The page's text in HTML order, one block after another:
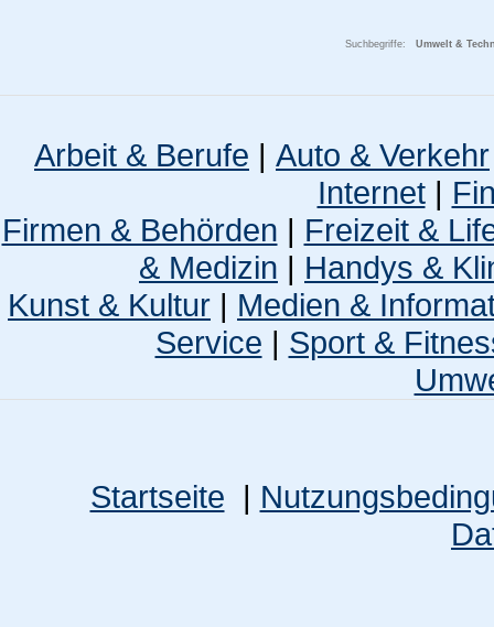
Suchbegriffe: Umwelt &
Arbeit & Berufe | Auto & Verkehr
Internet|
Firmen & Behörden | Freizeit &
& Medizin | Handys &
Kunst & Kultur | Medien &
Service | Sport &
Startseite |